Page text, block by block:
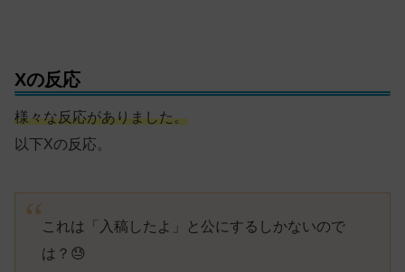
Xの反応
様々な反応がありました。
以下Xの反応。
これは「入稿したよ」と公にするしかないので
は？😓